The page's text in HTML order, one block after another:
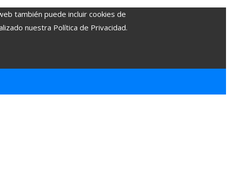
también puede incluir cookies de
nuestra Política de Privacidad.